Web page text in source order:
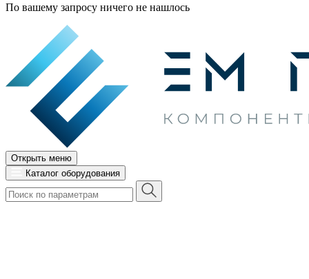
По вашему запросу ничего не нашлось
Открыть меню
Каталог оборудования